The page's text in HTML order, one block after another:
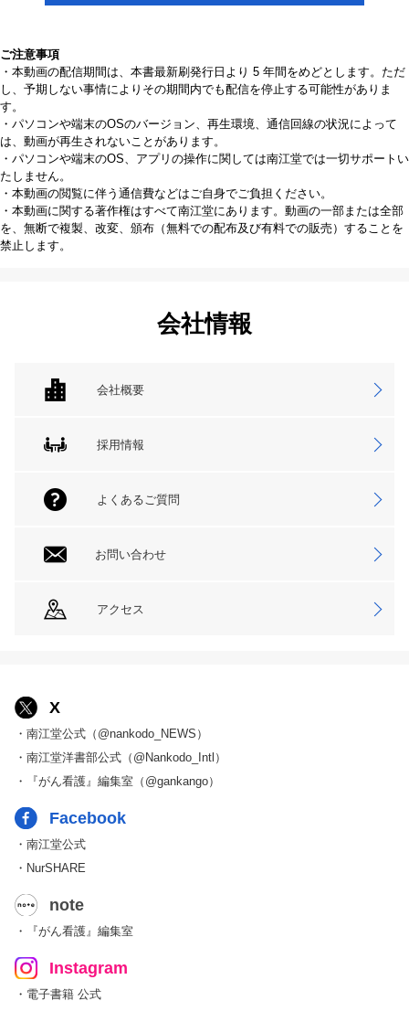
ご注意事項
・本動画の配信期間は、本書最新刷発行日より 5 年間をめどとします。ただ
し、予期しない事情によりその期間内でも配信を停止する可能性がありま
す。
・パソコンや端末のOSのバージョン、再生環境、通信回線の状況によって
は、動画が再生されないことがあります。
・パソコンや端末のOS、アプリの操作に関しては南江堂では一切サポートい
たしません。
・本動画の閲覧に伴う通信費などはご自身でご負担ください。
・本動画に関する著作権はすべて南江堂にあります。動画の一部または全部
を、無断で複製、改変、頒布（無料での配布及び有料での販売）することを
禁止します。
会社情報
会社概要
採用情報
よくあるご質問
お問い合わせ
アクセス
X
・南江堂公式（@nankodo_NEWS）
・南江堂洋書部公式（@Nankodo_Intl）
・『がん看護』編集室（@gankango）
Facebook
・南江堂公式
・NurSHARE
note
・『がん看護』編集室
Instagram
・電子書籍 公式